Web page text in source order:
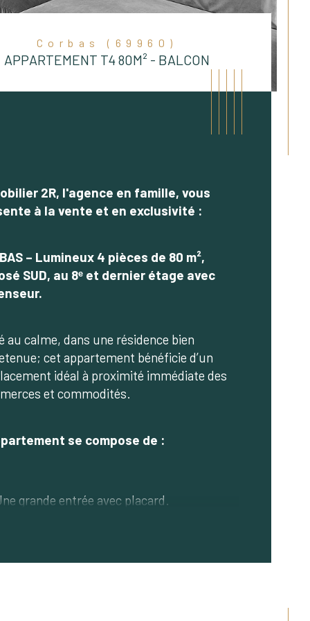
Corbas (69960)
APPARTEMENT T4 80M² - BALCON
Valeurs
de pièces
2R, l'agence en famille, vous
à la vente et en exclusivité :
– Lumineux 4 pièces de 80 m²,
SUD, au 8ᵉ et dernier étage avec
au calme, dans une résidence bien
cet appartement bénéficie d’un
idéal à proximité immédiate des
et commodités.
se compose de :
Une grande entrée avec placard.
accès à